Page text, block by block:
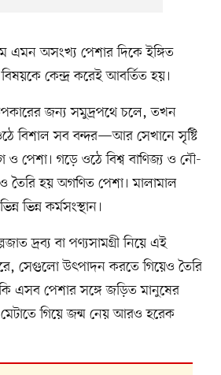
এমন অসংখ্য পেশার দিকে ইঙ্গিত
কেন্দ্র করেই আবর্তিত হয়।
জন্য সমুদ্রপথে চলে, তখন
বিশাল সব বন্দর—আর সেখানে সৃষ্টি
ও পেশা। গড়ে ওঠে বিশ্ব বাণিজ্য ও নৌ-
তৈরি হয় অগণিত পেশা। মালামাল
ভিন্ন কর্মসংস্থান।
দ্রব্য বা পণ্যসামগ্রী নিয়ে এই
সেগুলো উৎপাদন করতে গিয়েও তৈরি
এসব পেশার সঙ্গে জড়িত মানুষের
মেটাতে গিয়ে জন্ম নেয় আরও হরেক